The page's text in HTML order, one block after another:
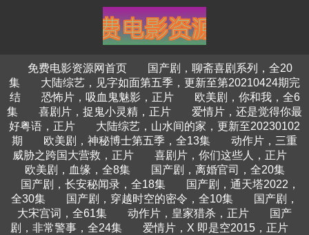
免费电影资源网首页
国产剧，聊斋喜剧系列，全20
集
大陆综艺，见字如面第五季，更新至第20210424期完
结
恐怖片，吸血鬼魅影，正片
欧美剧，你和我，全6
集
喜剧片，捉鬼小灵精，正片
爱情片，还是觉得你最
好粤语，正片
大陆综艺，山水间的家，更新至20230102
期
欧美剧，神秘博士第五季，全13集
动作片，三重
威胁之跨国大营救，正片
喜剧片，你们这些人，正片
欧美剧，血缘，全8集
国产剧，离婚官司，全20集
国产剧，长安秘闻录，全18集
国产剧，通天塔2022，
全30集
国产剧，穿越时空的密令，全10集
国产剧，
大宋宫词，全61集
动作片，皇家猎杀，正片
国产
剧，非常警事，全24集
爱情片，X 即是空2015，正片